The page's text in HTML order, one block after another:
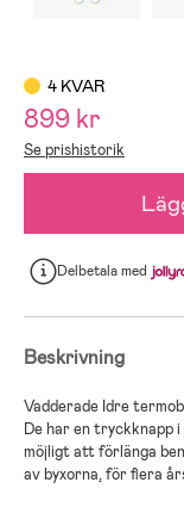
4 KVAR
899 kr
Se prishistorik
Delbetalamed
Beskrivning
Vadderade Idre
De har en tryckknapp
möjligt att förlänga
av byxorna, för flera